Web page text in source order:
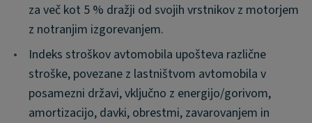
za več kot 5 % dražji od svojih vrstnikov z motorjem
z notranjim izgorevanjem.
•
Indeks stroškov avtomobila upošteva različne
stroške, povezane z lastništvom avtomobila v
posamezni državi, vključno z energijo/gorivom,
amortizacijo, davki, obrestmi, zavarovanjem in